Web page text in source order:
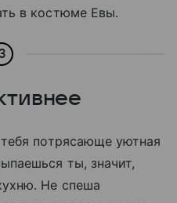
в костюме Евы.
потрясающе уютная
ты, значит,
Не спеша